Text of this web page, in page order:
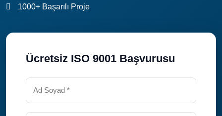
1000+ Başarılı Proje
Ücretsiz ISO 9001 Başvurusu